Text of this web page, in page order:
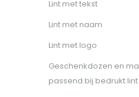
Lint met tekst
Lint met naam
Lint met logo
Geschenkdozen en
passend bij bedrukt lint